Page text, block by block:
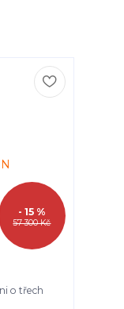
57 300 Kč
- 15 %
o třech